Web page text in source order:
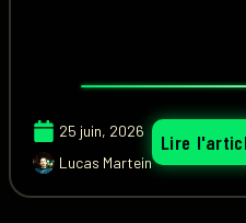
25 juin, 2026
Lucas Martein
Lire